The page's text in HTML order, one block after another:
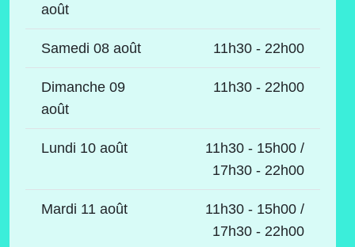
août
Samedi 08 août 11h30 - 22h00
Dimanche 09
août
11h30 - 22h00
Lundi 10 août
11h30 - 15h00 /
17h30 - 22h00
Mardi 11 août
11h30 - 15h00 /
17h30 - 22h00